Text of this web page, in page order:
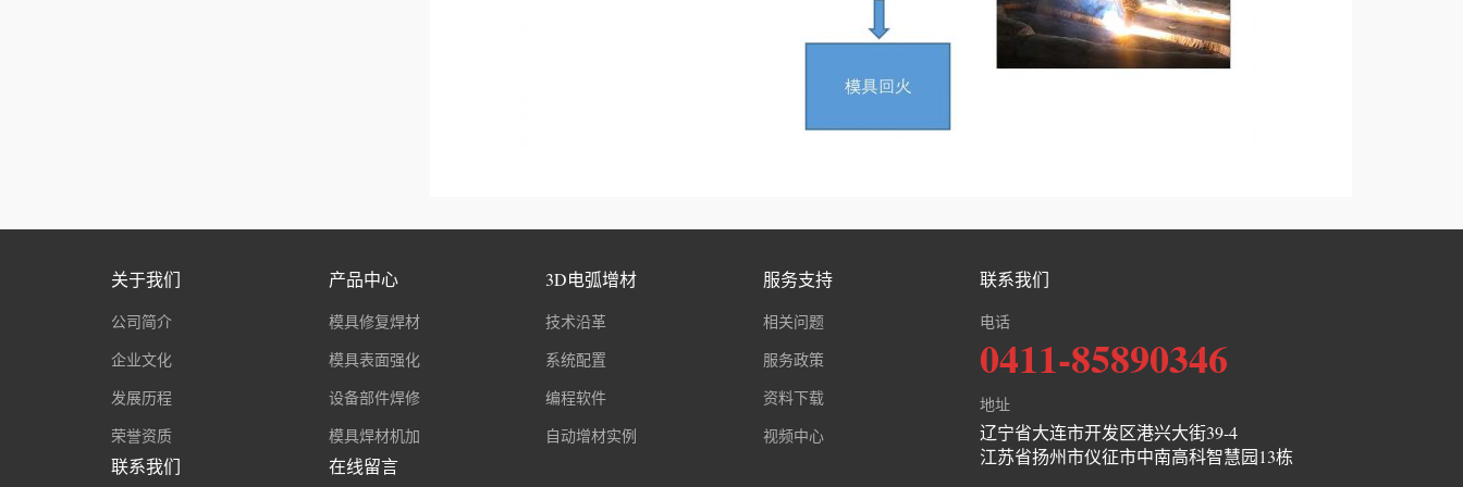
关于我们
公司简介
企业文化
发展历程
荣誉资质
产品中心
模具修复焊材
模具表面强化
设备部件焊修
模具焊材机加
3D电弧增材
技术沿革
系统配置
编程软件
自动增材实例
服务支持
相关问题
服务政策
资料下载
视频中心
联系我们 在线留言
联系我们
电话
0411-85890346
地址
辽宁省大连市开发区港兴大街39-4
江苏省扬州市仪征市中南高科智慧园13栋